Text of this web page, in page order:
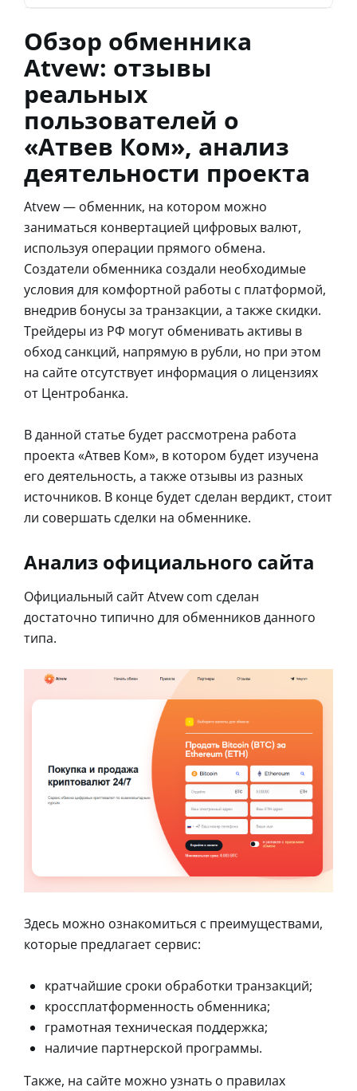
Обзор обменника
Atvew: отзывы
реальных
пользователей о
«Атвев Ком», анализ
деятельности проекта
Atvew — обменник, на котором можно
заниматься конвертацией цифровых валют,
используя операции прямого обмена.
Создатели обменника создали необходимые
условия для комфортной работы с платформой,
внедрив бонусы за транзакции, а также скидки.
Трейдеры из РФ могут обменивать активы в
обход санкций, напрямую в рубли, но при этом
на сайте отсутствует информация о лицензиях
от Центробанка.
В данной статье будет рассмотрена работа
проекта «Атвев Ком», в котором будет изучена
его деятельность, а также отзывы из разных
источников. В конце будет сделан вердикт, стоит
ли совершать сделки на обменнике.
Анализ официального сайта
Официальный сайт Atvew com сделан
достаточно типично для обменников данного
типа.
Здесь можно ознакомиться с преимуществами,
которые предлагает сервис:
кратчайшие сроки обработки транзакций;
кроссплатформенность обменника;
грамотная техническая поддержка;
наличие партнерской программы.
Также, на сайте можно узнать о правилах